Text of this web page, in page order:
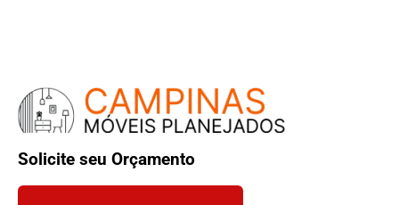
Solicite seu Orçamento